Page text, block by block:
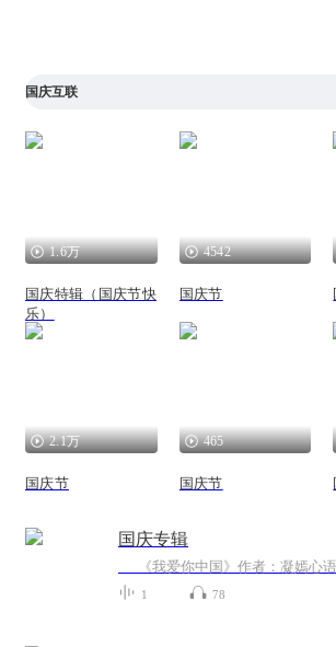
国庆互联
1.6万
国庆特辑（国庆节快
乐）
4542
国庆节
2.1万
国庆节
465
国庆节
国庆专辑
1 78